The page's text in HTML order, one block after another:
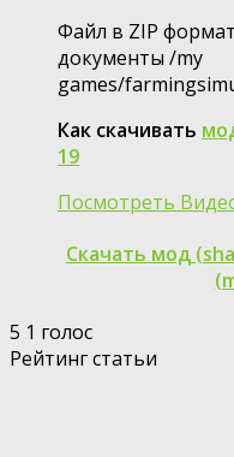
Файл в ZIP
документы /my
games/
Как скачивать
19
Посмотреть
Скачать мод
5 1 голос
Рейтинг статьи